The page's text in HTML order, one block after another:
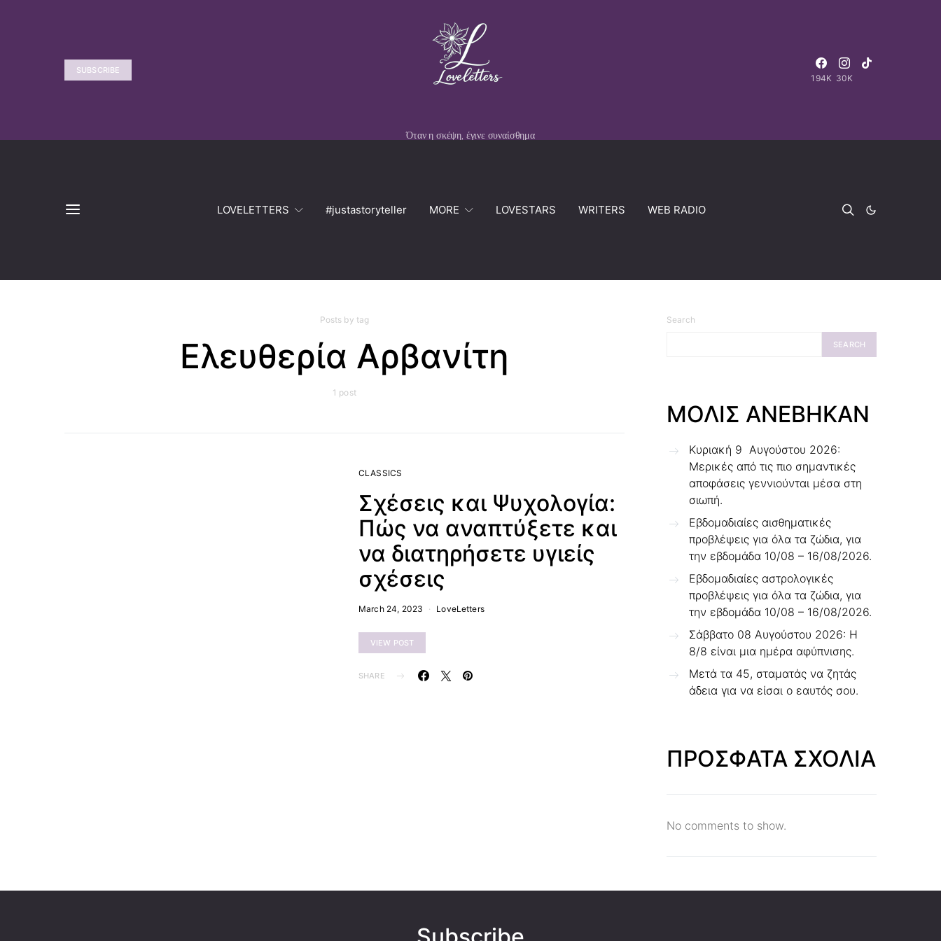
SUBSCRIBE
Όταν η σκέψη, έγινε συναίσθημα
194K 30K
LOVELETTERS #justastoryteller MORE LOVESTARS WRITERS WEB RADIO
Posts by tag
Ελευθερία Αρβανίτη
1 post
CLASSICS
Σχέσεις και Ψυχολογία:
Πώς να αναπτύξετε και
να διατηρήσετε υγιείς
σχέσεις
March 24, 2023 LoveLetters
VIEW POST
SHARE
Search
SEARCH
ΜΟΛΙΣ ΑΝΕΒΗΚΑΝ
Κυριακή 9 Αυγούστου 2026:
Μερικές από τις πιο σημαντικές
αποφάσεις γεννιούνται μέσα στη
σιωπή.
Εβδομαδιαίες αισθηματικές
προβλέψεις για όλα τα ζώδια, για
την εβδομάδα 10/08 – 16/08/2026.
Εβδομαδιαίες αστρολογικές
προβλέψεις για όλα τα ζώδια, για
την εβδομάδα 10/08 – 16/08/2026.
Σάββατο 08 Αυγούστου 2026: Η
8/8 είναι μια ημέρα αφύπνισης.
Μετά τα 45, σταματάς να ζητάς
άδεια για να είσαι ο εαυτός σου.
ΠΡΟΣΦΑΤΑ ΣΧΟΛΙΑ
No comments to show.